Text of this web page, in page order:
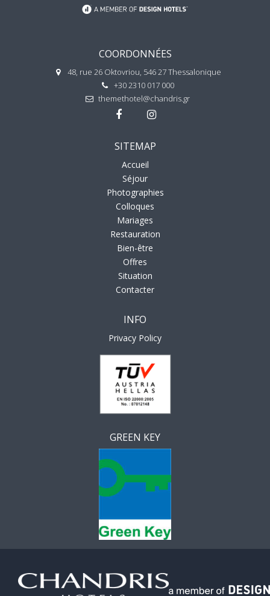
COORDONNÉES
48, rue 26 Oktovriou, 546 27 Thessalonique
+30 2310 017 000
themethotel@chandris.gr
SITEMAP
Accueil
Séjour
Photographies
Colloques
Mariages
Restauration
Bien-être
Offres
Situation
Contacter
INFO
Privacy Policy
GREEN KEY